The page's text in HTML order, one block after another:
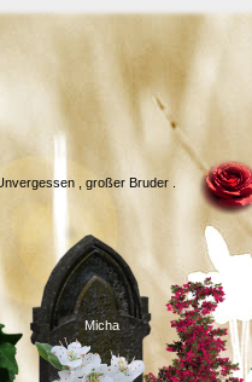
, großer Bruder .
Micha